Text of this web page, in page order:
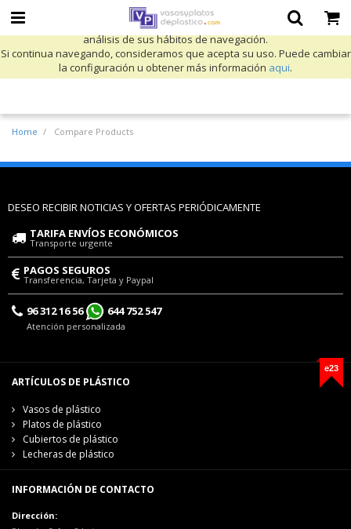
Utilizamos cookies propias y de terceros para mejorar nuestros servicios
y mostrarle publicidad relacionada con sus preferencias mediante el
análisis de sus hábitos de navegación.
Si continua navegando, consideramos que acepta su uso. Puede cambiar
la configuración u obtener más información aqui.
Home Compare Products
DESEO RECIBIR NOTICIAS Y OFERTAS PERIÓDICAMENTE
TARIFA ENVÍOS ECONÓMICOS
Transporte urgente
PAGOS SEGUROS
Transferencia, Tarjeta y Paypal
96 312 16 56 644 752 547
Atención personalizada
e23
ARTÍCULOS DE PLÁSTICO
Vasos de plástico
Platos de plástico
Cubiertos de plástico
Lecheras de plástico
INFORMACIÓN DE CONTACTO
Dirección: